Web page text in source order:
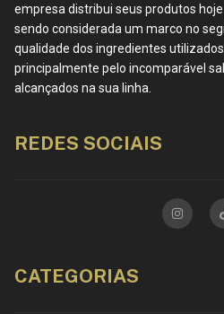
empresa distribui seus produtos
sendo considerada um marco no
qualidade dos ingredientes
principalmente pelo incomparável
alcançados na sua linha.
REDES SOCIAIS
CATEGORIAS